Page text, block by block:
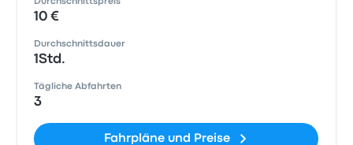
Durchschnittspreis
10 €
Durchschnittsdauer
1Std.
Tägliche Abfahrten
3
Fahrpläne und Preise